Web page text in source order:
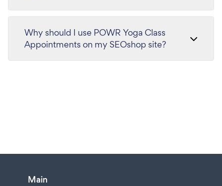
Why should I use POWR Yoga Class
Appointments on my SEOshop site?
Main